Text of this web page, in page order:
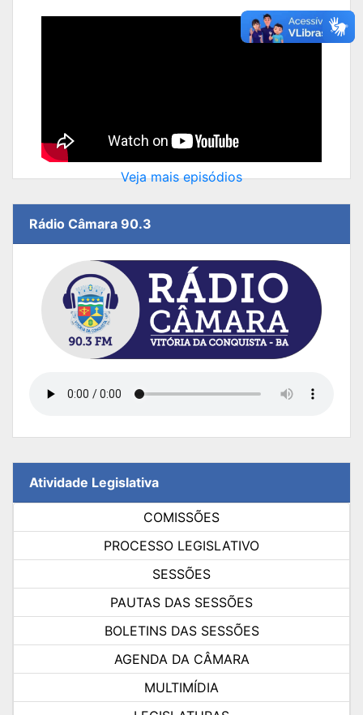
Veja mais episódios
Rádio Câmara 90.3
Atividade Legislativa
COMISSÕES
PROCESSO LEGISLATIVO
SESSÕES
PAUTAS DAS SESSÕES
BOLETINS DAS SESSÕES
AGENDA DA CÂMARA
MULTIMÍDIA